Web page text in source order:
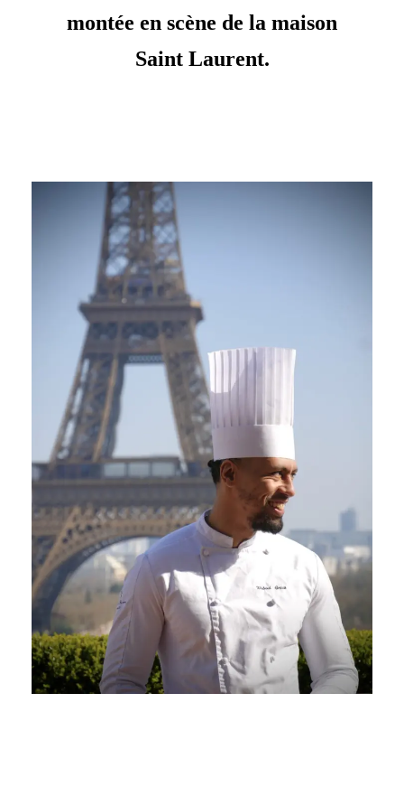
montée en scène de la maison
Saint Laurent.